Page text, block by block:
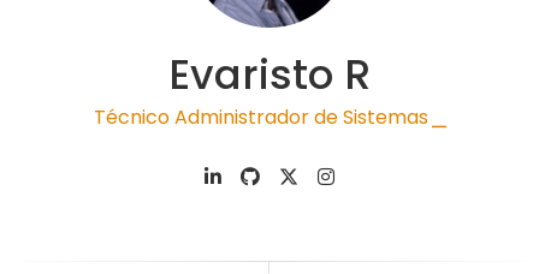
Evaristo R
Técnico Administrador de Sistemas |